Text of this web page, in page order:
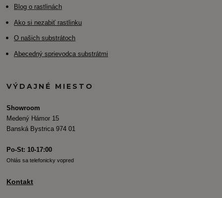
Blog o rastlinách
Ako si nezabiť rastlinku
O našich substrátoch
Abecedný sprievodca substrátmi
VÝDAJNÉ MIESTO
Showroom
Medený Hámor 15
Banská Bystrica 974 01
Po-St: 10-17:00
Ohlás sa telefonicky vopred
Kontakt